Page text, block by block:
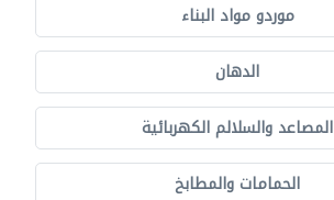
موردو مواد البناء
الدهان
المصاعد والسلالم الكهربائية
الحمامات والمطابخ